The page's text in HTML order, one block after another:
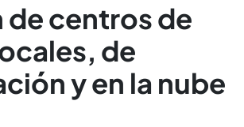
de centros de
de
y en la nube